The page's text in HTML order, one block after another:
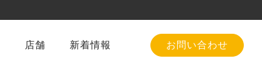
お問い合わせ
店舗 新着情報